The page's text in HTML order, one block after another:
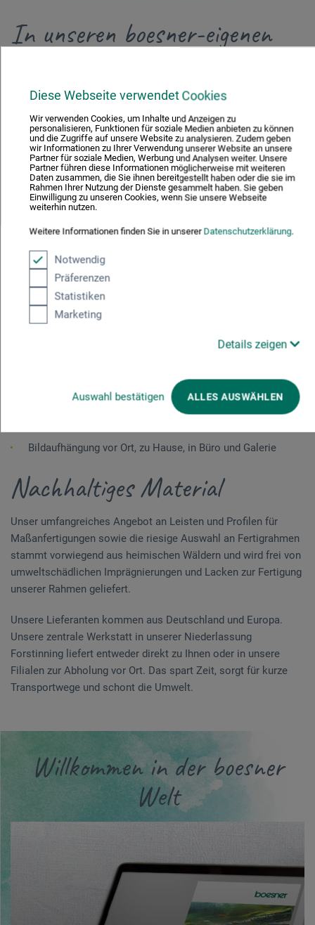
Diese Webseite verwendet Cookies
Wir verwenden Cookies, um Inhalte und Anzeigen zu
personalisieren, Funktionen für soziale Medien anbieten zu können
und die Zugriffe auf unsere Website zu analysieren. Zudem geben
wir Informationen zu Ihrer Verwendung unserer Website an unsere
Partner für soziale Medien, Werbung und Analysen weiter. Unsere
Partner führen diese Informationen möglicherweise mit weiteren
Daten zusammen, die Sie ihnen bereitgestellt haben oder die sie im
Rahmen Ihrer Nutzung der Dienste gesammelt haben. Sie geben
Einwilligung zu unseren Cookies, wenn Sie unsere Webseite
weiterhin nutzen.
Weitere Informationen finden Sie in unserer Datenschutzerklärung.
Notwendig
Präferenzen
Statistiken
Marketing
Details zeigen
Auswahl bestätigen ALLES AUSWÄHLEN
In unseren boesner-eigenen
Serienfertigungen in großen Stückzahlen
Einrahmungen aller Art
Brandschutzrahmen
Passepartout Zuschnitte individuell und in Serien
Acrylglas-, Glas- und Spiegelzuschnitte
Kaschierarbeiten
Aufspannen von Gemälden und Fine-Art-Prints
Bildaufhängung vor Ort, zu Hause, in Büro und Galerie
Nachhaltiges Material
Unser umfangreiches Angebot an Leisten und Profilen für
Maßanfertigungen sowie die riesige Auswahl an Fertigrahmen
stammt vorwiegend aus heimischen Wäldern und wird frei von
umweltschädlichen Imprägnierungen und Lacken zur Fertigung
unserer Rahmen geliefert.
Unsere Lieferanten kommen aus Deutschland und Europa.
Unsere zentrale Werkstatt in unserer Niederlassung
Forstinning liefert entweder direkt zu Ihnen oder in unsere
Filialen zur Abholung vor Ort. Das spart Zeit, sorgt für kurze
Transportwege und schont die Umwelt.
Willkommen in der boesner
Welt